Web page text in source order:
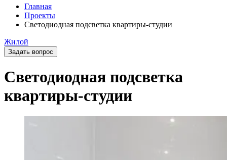
Главная
Проекты
Светодиодная подсветка квартиры-студии
Жилой
Задать вопрос
Светодиодная подсветка
квартиры-студии